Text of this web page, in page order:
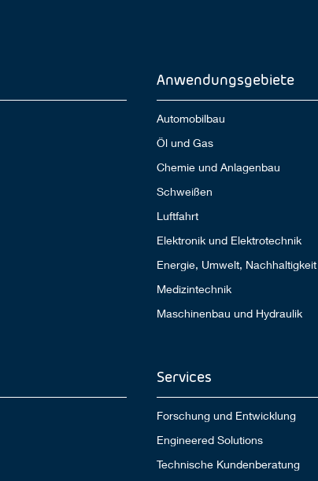
Anwendungsgebiete
Automobilbau
Öl und Gas
Chemie und Anlagenbau
Schweißen
Luftfahrt
Elektronik und Elektrotechnik
Energie, Umwelt, Nachhaltigkeit
Medizintechnik
Maschinenbau und Hydraulik
Services
Forschung und Entwicklung
Engineered Solutions
Technische Kundenberatung